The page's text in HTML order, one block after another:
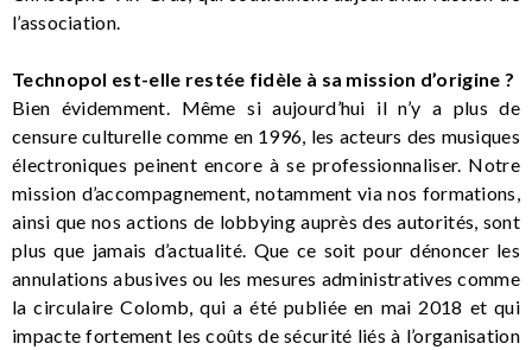
l’association.
Technopol est-elle restée fidèle à sa mission d’origine ?
Bien évidemment. Même si aujourd’hui il n’y a plus de
censure culturelle comme en 1996, les acteurs des musiques
électroniques peinent encore à se professionnaliser. Notre
mission d’accompagnement, notamment via nos formations,
ainsi que nos actions de lobbying auprès des autorités, sont
plus que jamais d’actualité. Que ce soit pour dénoncer les
annulations abusives ou les mesures administratives comme
la circulaire Colomb, qui a été publiée en mai 2018 et qui
impacte fortement les coûts de sécurité liés à l’organisation